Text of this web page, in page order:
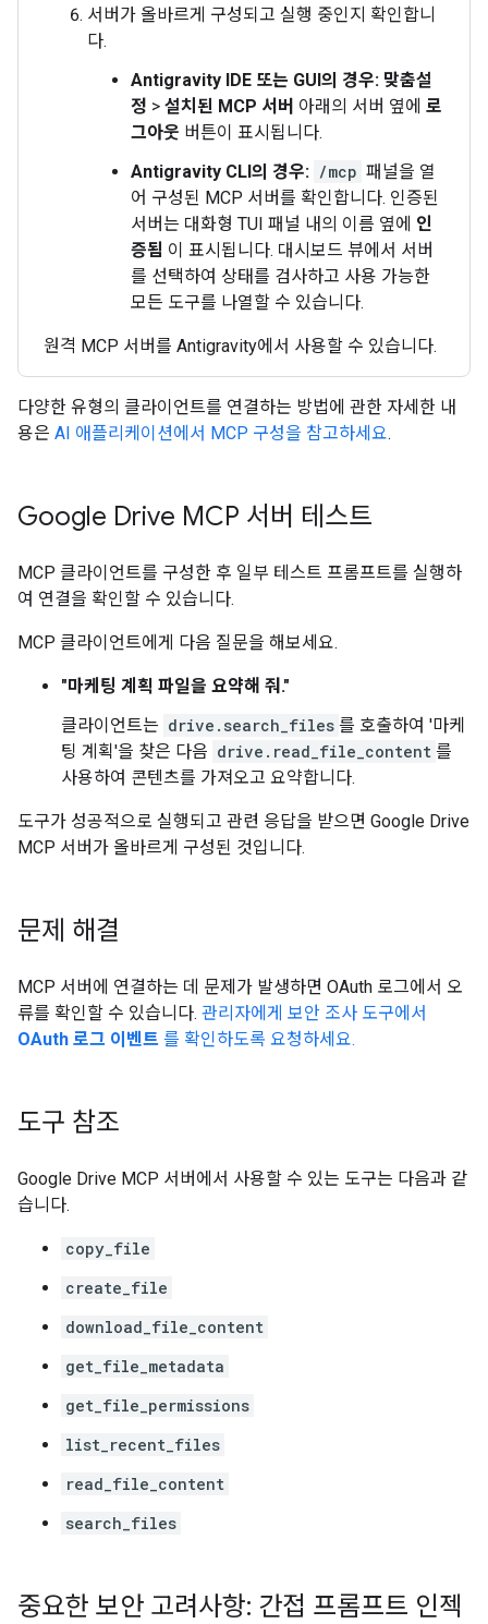
서버가 올바르게 구성되고 실행 중인지 확인합니
다.
Antigravity IDE 또는 GUI의 경우: 맞춤설
정 > 설치된 MCP 서버 아래의 서버 옆에 로
그아웃 버튼이 표시됩니다.
Antigravity CLI의 경우: /mcp 패널을 열
어 구성된 MCP 서버를 확인합니다. 인증된
서버는 대화형 TUI 패널 내의 이름 옆에 인
증됨 이 표시됩니다. 대시보드 뷰에서 서버
를 선택하여 상태를 검사하고 사용 가능한
모든 도구를 나열할 수 있습니다.
원격 MCP 서버를 Antigravity에서 사용할 수 있습니다.
다양한 유형의 클라이언트를 연결하는 방법에 관한 자세한 내
용은 AI 애플리케이션에서 MCP 구성을 참고하세요.
Google Drive MCP 서버 테스트
MCP 클라이언트를 구성한 후 일부 테스트 프롬프트를 실행하
여 연결을 확인할 수 있습니다.
MCP 클라이언트에게 다음 질문을 해보세요.
"마케팅 계획 파일을 요약해 줘."
클라이언트는 drive.search_files 를 호출하여 '마케
팅 계획'을 찾은 다음 drive.read_file_content 를
사용하여 콘텐츠를 가져오고 요약합니다.
도구가 성공적으로 실행되고 관련 응답을 받으면 Google Drive
MCP 서버가 올바르게 구성된 것입니다.
문제 해결
MCP 서버에 연결하는 데 문제가 발생하면 OAuth 로그에서 오
류를 확인할 수 있습니다. 관리자에게 보안 조사 도구에서
OAuth 로그 이벤트 를 확인하도록 요청하세요.
도구 참조
Google Drive MCP 서버에서 사용할 수 있는 도구는 다음과 같
습니다.
copy_file
create_file
download_file_content
get_file_metadata
get_file_permissions
list_recent_files
read_file_content
search_files
중요한 보안 고려사항: 간접 프롬프트 인젝